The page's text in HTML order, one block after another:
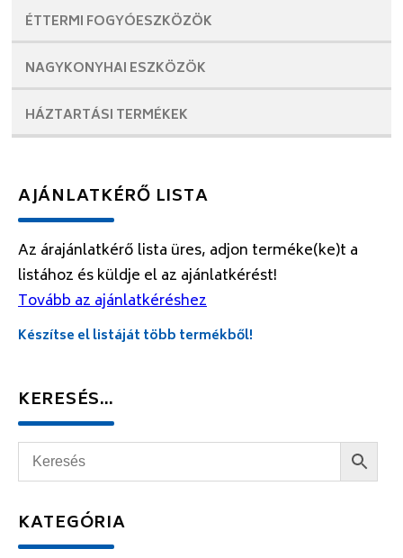
ÉTTERMI FOGYÓESZKÖZÖK
NAGYKONYHAI ESZKÖZÖK
HÁZTARTÁSI TERMÉKEK
AJÁNLATKÉRŐ LISTA
Az árajánlatkérő lista üres, adjon terméke(ke)t a
listához és küldje el az ajánlatkérést!
Tovább az ajánlatkéréshez
Készítse el listáját több termékből!
KERESÉS…
KATEGÓRIA